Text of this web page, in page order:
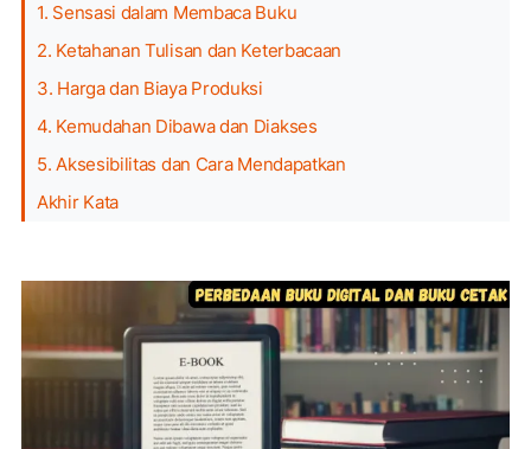
1. Sensasi dalam Membaca Buku
2. Ketahanan Tulisan dan Keterbacaan
3. Harga dan Biaya Produksi
4. Kemudahan Dibawa dan Diakses
5. Aksesibilitas dan Cara Mendapatkan
Akhir Kata